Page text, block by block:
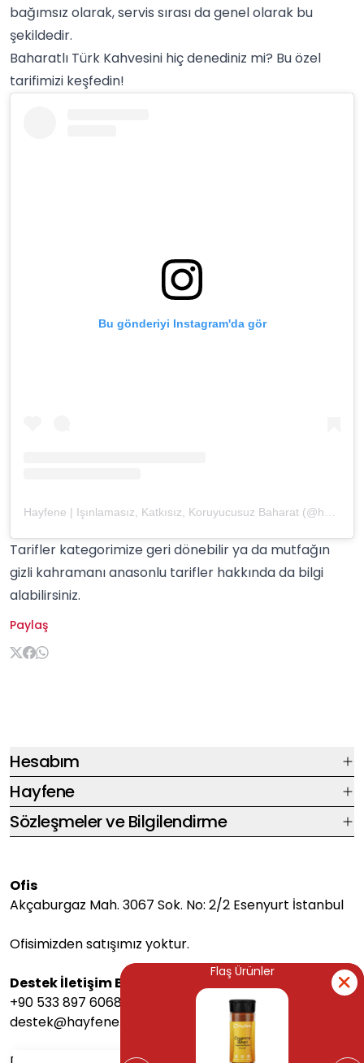
bağımsız olarak, servis sırası da genel olarak bu
şekildedir.
Baharatlı Türk Kahvesini hiç denediniz mi? Bu özel
tarifimizi keşfedin!
Bu gönderiyi Instagram'da gör
Tarifler kategorimize geri dönebilir ya da mutfağın
gizli kahramanı anasonlu tarifler hakkında da bilgi
alabilirsiniz.
Paylaş
Hesabım
Hayfene
Sözleşmeler ve Bilgilendirme
Ofis
Akçaburgaz Mah. 3067 Sok. No: 2/2 Esenyurt İstanbul
Ofisimizden satışımız yoktur.
Destek İletişim Bilgileri
+90 533 897 6068
destek@hayfene.com
Flaş Ürünler
Flaş Ürünler